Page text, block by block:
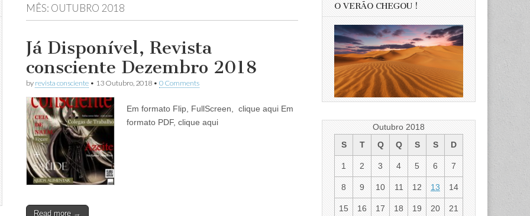
MÊS: OUTUBRO 2018
Já Disponível, Revista
consciente Dezembro 2018
by revista consciente• 13 Outubro, 2018• 0 Comments
Em formato Flip, FullScreen, clique aqui Em
formato PDF, clique aqui
Read more →
O VERÃO CHEGOU !
Outubro 2018
S
T Q Q S S D
1 2 3 4 5 6 7
8 9 10 11 12 13 14
15 16 17 18 19 20 21